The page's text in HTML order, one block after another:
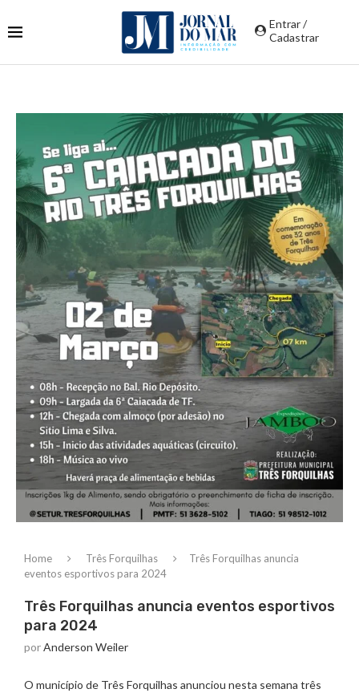
Entrar /
Cadastrar
Home Três Forquilhas
Três Forquilhas anuncia
eventos esportivos para 2024
Três Forquilhas anuncia eventos esportivos
para 2024
porAnderson Weiler
O município de Três Forquilhas anunciou nesta semana três